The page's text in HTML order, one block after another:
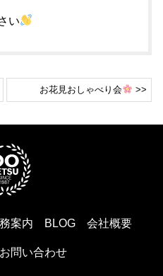
い
お花見おしゃべり会 >>
案内 BLOG 会社概要
お問い合わせ